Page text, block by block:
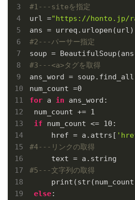
#1---siteを指定
url ="https://honto.jp/
#2---パーサー指定
soup =
#3---<a>タグを取得
ans_word =
num_count =0
for a in ans_word:
num_count += 1
if num_count <= 10 :
     href = a.attrs[
#4---リンクの取得
#5---文字列の取得
else: